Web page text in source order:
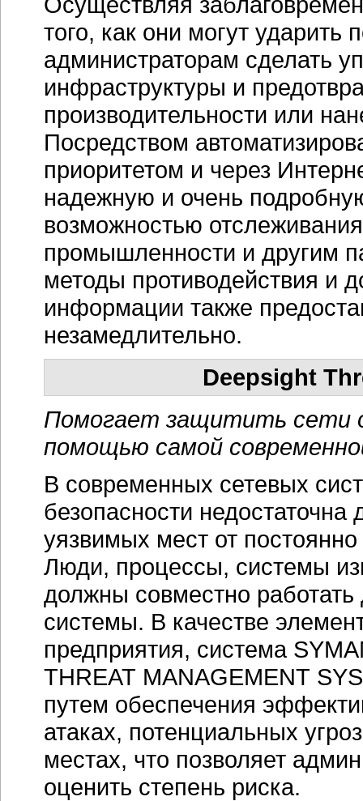
того, как они могут ударить
администраторам сделать
инфраструктуры и
производительности или
Посредством
приоритетом и через
надежную и очень
возможностью
промышленности и другим
методы противодействия и
информации также
незамедлительно.
Deepsight
Помогает защитить сети
помощью самой
В современных сетевых
безопасности
уязвимых мест от
Люди, процессы, системы
должны совместно
системы. В качестве
предприятия, система
THREAT MANAGEMENT
путем обеспечения
атаках, потенциальных
местах, что позволяет
оценить степень риска.